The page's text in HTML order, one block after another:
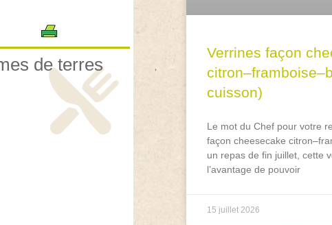
de terres
Verrines façon
cuisson)
Le mot du Chef pour votre
façon cheesecake
un repas de fin juillet, cette
l’avantage de pouvoir
15 juillet 2026